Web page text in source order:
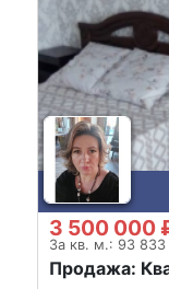
3 500 000
За кв. м.: 93
Продажа: